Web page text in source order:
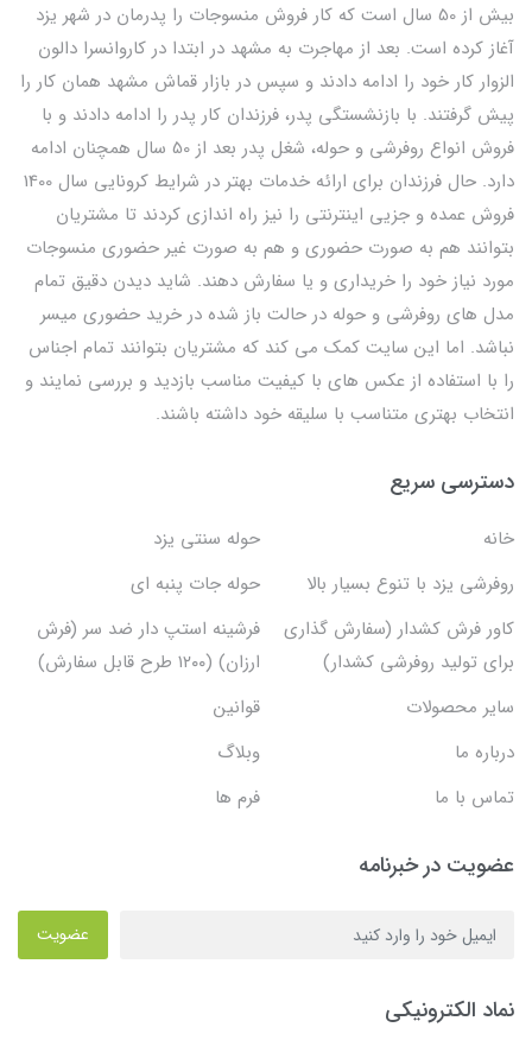
بیش از 50 سال است که کار فروش منسوجات را پدرمان در شهر یزد
آغاز کرده است. بعد از مهاجرت به مشهد در ابتدا در کاروانسرا دالون
الزوار کار خود را ادامه دادند و سپس در بازار قماش مشهد همان کار را
پیش گرفتند. با بازنشستگی پدر، فرزندان کار پدر را ادامه دادند و با
فروش انواع روفرشی و حوله، شغل پدر بعد از 50 سال همچنان ادامه
دارد. حال فرزندان برای ارائه خدمات بهتر در شرایط کرونایی سال 1400
فروش عمده و جزیی اینترنتی را نیز راه اندازی کردند تا مشتریان
بتوانند هم به صورت حضوری و هم به صورت غیر حضوری منسوجات
مورد نیاز خود را خریداری و یا سفارش دهند. شاید دیدن دقیق تمام
مدل های روفرشی و حوله در حالت باز شده در خرید حضوری میسر
نباشد. اما این سایت کمک می کند که مشتریان بتوانند تمام اجناس
را با استفاده از عکس های با کیفیت مناسب بازدید و بررسی نمایند و
انتخاب بهتری متناسب با سلیقه خود داشته باشند.
دسترسی سریع
خانه
حوله سنتی یزد
روفرشی یزد با تنوع بسیار بالا
حوله جات پنبه ای
کاور فرش کشدار (سفارش گذاری
برای تولید روفرشی کشدار)
فرشینه استپ دار ضد سر (فرش
ارزان) (۱۲۰۰ طرح قابل سفارش)
سایر محصولات
قوانین
درباره ما
وبلاگ
تماس با ما
فرم ها
عضویت در خبرنامه
عضویت
نماد الکترونیکی